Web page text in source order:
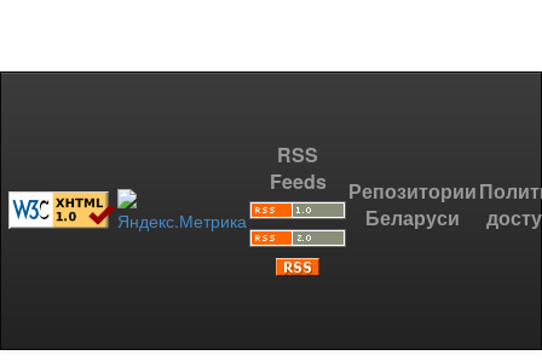
RSS
Feeds
Репозитории
Беларуси